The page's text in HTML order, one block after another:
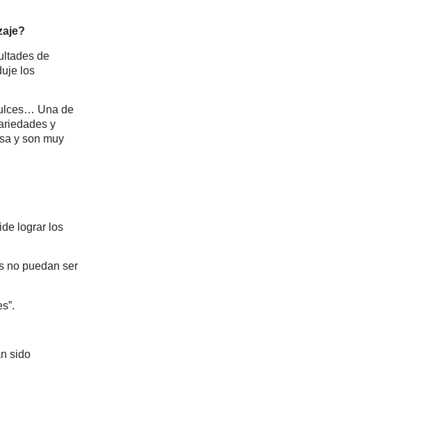
de
los
Una de
y
y son muy
lograr los
no puedan ser
sido